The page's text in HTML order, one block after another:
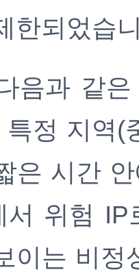
한되었습
음과 같
특정 지역(
은 시간
서 위험
이는 비정